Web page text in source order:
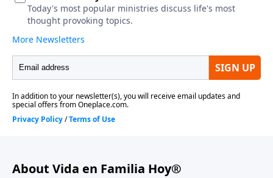
About Vida en Familia Hoy®